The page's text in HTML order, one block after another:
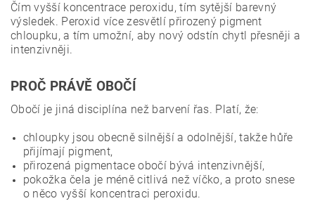
Čím vyšší koncentrace peroxidu, tím sytější barevný
výsledek. Peroxid více zesvětlí přirozený pigment
chloupku, a tím umožní, aby nový odstín chytl přesněji a
intenzivněji.
PROČ PRÁVĚ OBOČÍ
Obočí je jiná disciplína než barvení řas. Platí, že:
chloupky jsou obecně silnější a odolnější, takže hůře
přijímají pigment,
přirozená pigmentace obočí bývá intenzivnější,
pokožka čela je méně citlivá než víčko, a proto snese
o něco vyšší koncentraci peroxidu.